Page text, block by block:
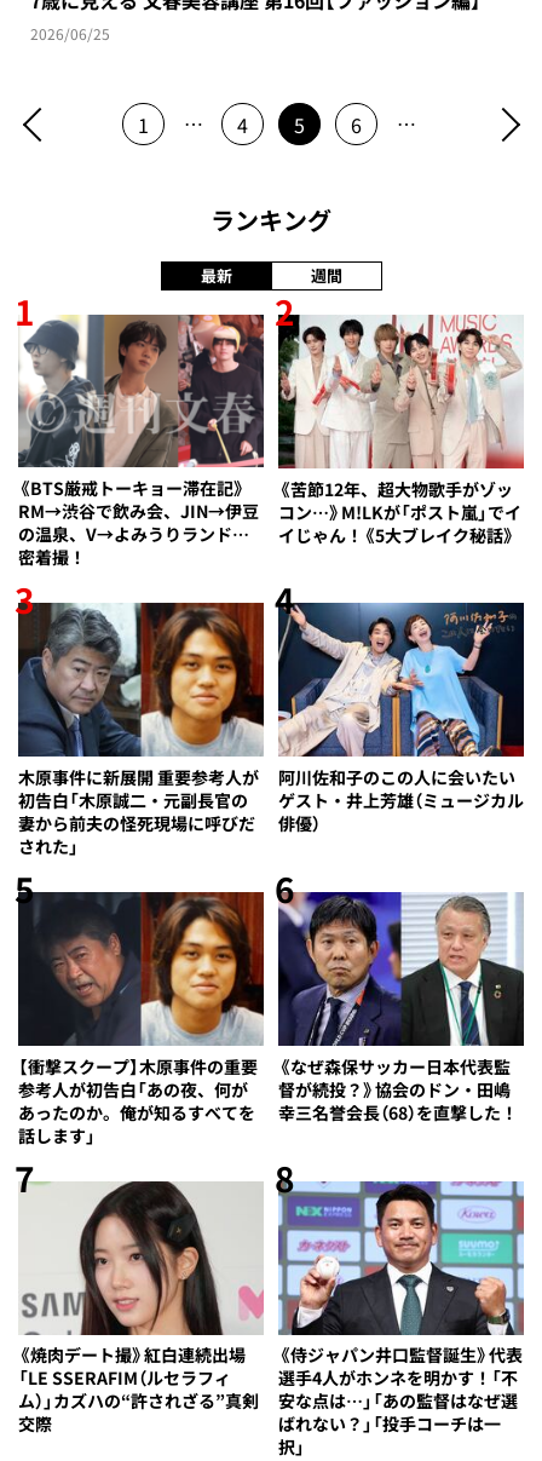
2026/06/25
1 … 4 5 6 …
ランキング
最新 週間
1
《BTS厳戒トーキョー滞在記》
RM→渋谷で飲み会、JIN→伊豆
の温泉、V→よみうりランド…
密着撮！
2
《苦節12年、超大物歌手がゾッ
コン…》M!LKが「ポスト嵐」でイ
イじゃん！《5大ブレイク秘話》
3
木原事件に新展開 重要参考人が
初告白「木原誠二・元副長官の
妻から前夫の怪死現場に呼びだ
された」
4
阿川佐和子のこの人に会いたい
ゲスト・井上芳雄（ミュージカル
俳優）
5
【衝撃スクープ】木原事件の重要
参考人が初告白「あの夜、何が
あったのか。俺が知るすべてを
話します」
6
《なぜ森保サッカー日本代表監
督が続投？》協会のドン・田嶋
幸三名誉会長（68）を直撃した！
7
《焼肉デート撮》紅白連続出場
「LE SSERAFIM（ルセラフィ
ム）」カズハの“許されざる”真剣
交際
8
《侍ジャパン井口監督誕生》代表
選手4人がホンネを明かす！「不
安な点は…」「あの監督はなぜ選
ばれない？」「投手コーチは一
択」